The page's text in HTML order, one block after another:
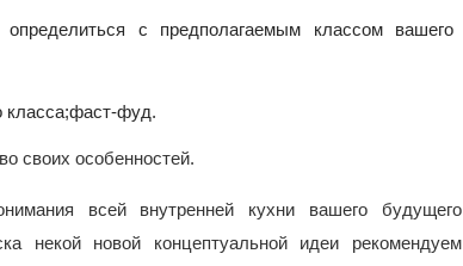
с предполагаемым классом вашего
класса;фаст-фуд.
своих особенностей.
всей внутренней кухни вашего будущего
некой новой концептуальной идеи рекомендуем